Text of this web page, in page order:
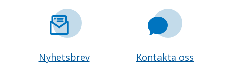
Nyhetsbrev Kontakta oss